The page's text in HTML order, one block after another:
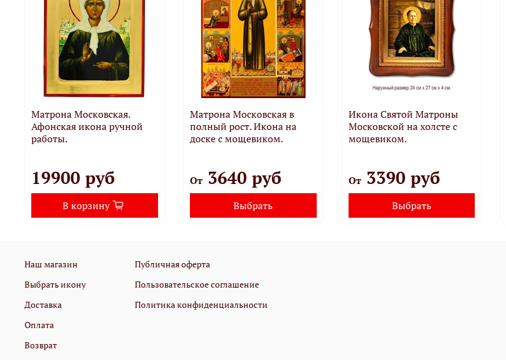
Матрона Московская.
Афонская икона ручной
работы.
19900 руб
В корзину
Матрона Московская в
полный рост. Икона на
доске с мощевиком.
От3640 руб
Выбрать
Икона Святой Матроны
Московской на холсте с
мощевиком.
От3390 руб
Выбрать
Наш магазин
Выбрать икону
Доставка
Оплата
Возврат
Публичная оферта
Пользовательское соглашение
Политика конфиденциальности